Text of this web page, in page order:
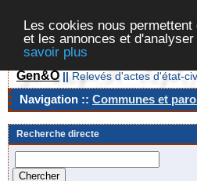
Les cookies nous
et les annonces et
savoir plus
Gen&O || Relevés d'actes d'état-
Navigation :: Communes et
Recherche directe